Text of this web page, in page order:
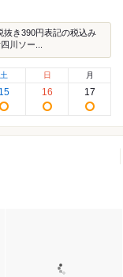
抜き390円表記の税込み
四川ソー...
土
15
日
16
月
17